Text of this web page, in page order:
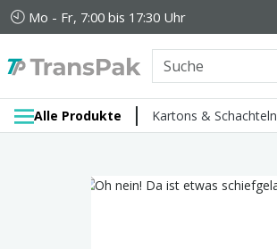
Mo - Fr, 7:00 bis 17:30 Uhr
Alle Produkte Kartons & Schachteln